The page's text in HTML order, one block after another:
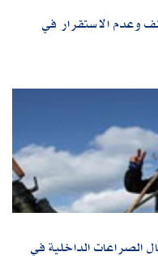
وعدم الاستقرار في
الصراعات الداخلية في